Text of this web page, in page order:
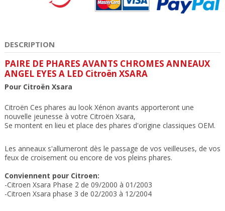
DESCRIPTION
PAIRE DE PHARES AVANTS CHROMES ANNEAUX
ANGEL EYES A LED Citroën XSARA
Pour Citroën Xsara
Citroën Ces phares au look Xénon avants apporteront une
nouvelle jeunesse à votre Citroën Xsara,
Se montent en lieu et place des phares d'origine classiques OEM.
Les anneaux s'allumeront dès le passage de vos veilleuses, de vos
feux de croisement ou encore de vos pleins phares.
Conviennent pour Citroen:
-Citroen Xsara Phase 2 de 09/2000 à 01/2003
-Citroen Xsara phase 3 de 02/2003 à 12/2004